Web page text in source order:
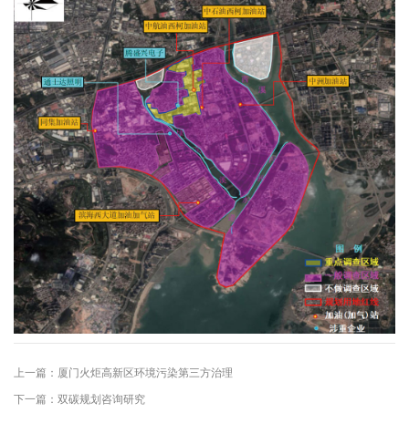
上一篇：厦门火炬高新区环境污染第三方治理
下一篇：双碳规划咨询研究